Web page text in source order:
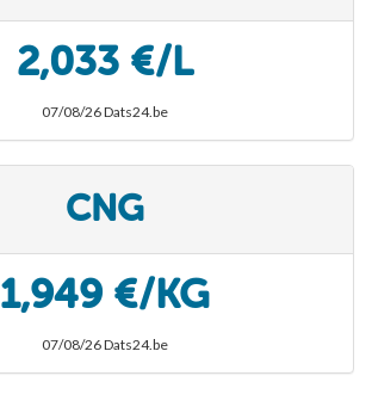
2,033 €/L
07/08/26 Dats24.be
CNG
1,949 €/KG
07/08/26 Dats24.be